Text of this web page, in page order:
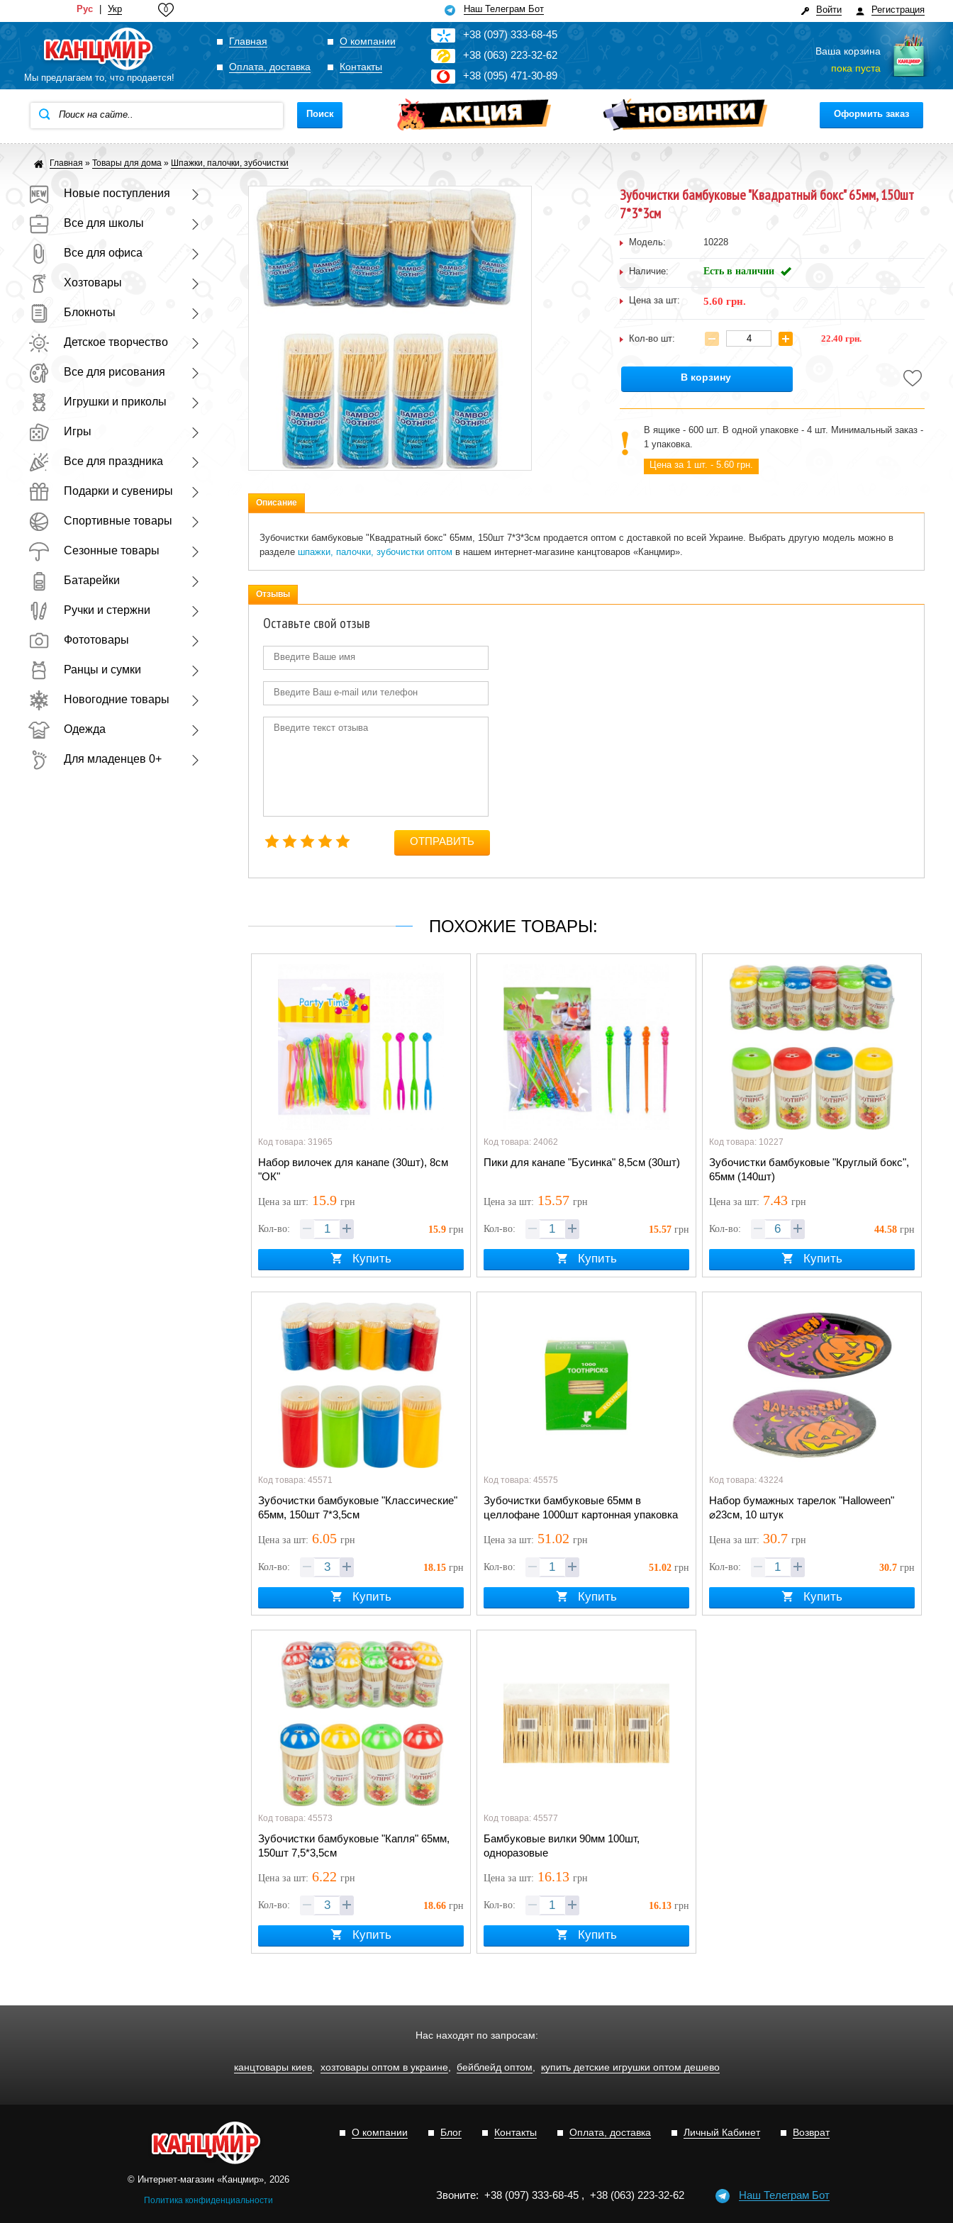
Рус Укр 0 Наш Телеграм Бот Регистрация
Войти
Мы предлагаем то, что продается!
Главная О компании
Оплата, доставка Контакты
+38 (097)333-68-45
+38 (063) 223-32-62
+38 (095) 471-30-89
Ваша корзина
пока пуста
Поиск Оформить заказ
Главная » Товары для дома » Шпажки, палочки, зубочистки
Новые поступления
Все для школы
Все для офиса
Хозтовары
Блокноты
Детское творчество
Все для рисования
Игрушки и приколы
Игры
Все для праздника
Подарки и сувениры
Спортивные товары
Сезонные товары
Батарейки
Ручки и стержни
Фототовары
Ранцы и сумки
Новогодние товары
Одежда
Для младенцев 0+
Зубочистки бамбуковые "Квадратный бокс" 65мм, 150шт
7*3*3см
Модель: 10228
Наличие: Есть в наличии
Цена за шт: 5.60 грн.
Кол-во шт: 22.40 грн.
В корзину
В ящике - 600 шт. В одной упаковке - 4 шт. Минимальный заказ -
1 упаковка.
Цена за 1 шт. - 5.60 грн.
Описание
Зубочистки бамбуковые "Квадратный бокс" 65мм, 150шт 7*3*3см продается оптом с доставкой по всей Украине. Выбрать другую модель можно в
разделе шпажки, палочки, зубочистки оптом в нашем интернет-магазине канцтоваров «Канцмир».
Отзывы
Оставьте свой отзыв
ОТПРАВИТЬ
ПОХОЖИЕ ТОВАРЫ:
Код товара: 31965
Набор вилочек для канапе (30шт), 8см
"ОК"
Цена за шт: 15.9 грн
Кол-во: 15.9 грн
Купить
Код товара: 24062
Пики для канапе "Бусинка" 8,5см (30шт)
Ценаза шт: 15.57 грн
Кол-во: 15.57 грн
Купить
Код товара: 10227
Зубочистки бамбуковые "Круглый бокс",
65мм (140шт)
Ценаза шт: 7.43 грн
Кол-во: 44.58 грн
Купить
Код товара: 45571
Зубочистки бамбуковые "Классические"
65мм, 150шт 7*3,5см
Цена за шт: 6.05 грн
Кол-во: 18.15 грн
Купить
Код товара: 45575
Зубочистки бамбуковые 65мм в
целлофане 1000шт картонная упаковка
Ценаза шт: 51.02 грн
Кол-во: 51.02 грн
Купить
Код товара: 43224
Набор бумажных тарелок "Halloween"
⌀23см, 10 штук
Ценаза шт: 30.7 грн
Кол-во: 30.7 грн
Купить
Код товара: 45573
Зубочистки бамбуковые "Капля" 65мм,
150шт 7,5*3,5см
Цена за шт: 6.22 грн
Кол-во: 18.66 грн
Купить
Код товара: 45577
Бамбуковые вилки 90мм 100шт,
одноразовые
Ценаза шт: 16.13 грн
Кол-во: 16.13 грн
Купить
Нас находят по запросам:
канцтовары киев, хозтовары оптом в украине, бейблейд оптом купить детские игрушки оптом дешево
© Интернет-магазин «Канцмир», 2026
Политика конфиденциальности
Возврат
Личный Кабинет
Оплата, доставка
Контакты
Блог
О компании
Звоните: +38 (097) 333-68-45 , +38 (063) 223-32-62 Наш Телеграм Бот